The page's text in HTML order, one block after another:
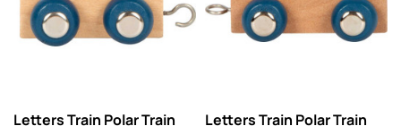
Letters Train Polar Train
Letters Train Polar Train